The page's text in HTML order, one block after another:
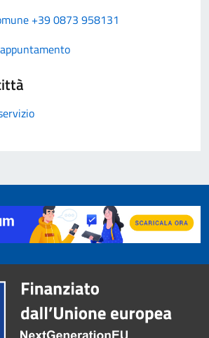
+39 0873 958131